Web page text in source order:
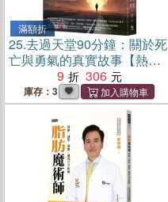
滿額折
25.去過天堂90分鐘：關於死
亡與勇氣的真實故事【熱銷
七百萬冊新譯版】
9 306
庫存：3